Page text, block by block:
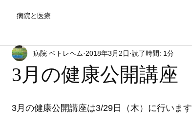
病院と医療
3月の健康公開講座
病院 ベトレヘム 2018年3月2日 読了時間: 1分
3月の健康公開講座は3/29日（木）に行います